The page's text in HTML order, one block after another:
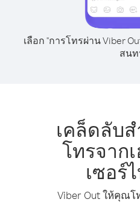
เลือก "การโทรผ่าน Viber
สน
เคล็ดลับ
โทรจาก
เซอร์
Viber Out ให้คุณ